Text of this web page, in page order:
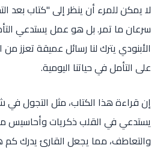
لا يمكن للمرء أن ينظر إلى "كتاب بعد
سرعان ما تمر. بل هو عمل يستدعي
الأبنودي يترك لنا رسائل عميقة تعزز من
على التأمل في حياتنا اليومية.
إن قراءة هذا الكتاب، مثل التجول في
يستدعي في القلب ذكريات وأحاسيس
والتعاطف، مما يجعل القارئ يدرك كم